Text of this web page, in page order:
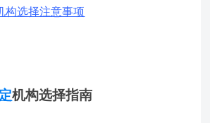
构选择注意事项
机构选择指南